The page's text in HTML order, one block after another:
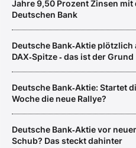
Jahre 9,50 Prozent Zinsen mit
Deutschen Bank
Deutsche Bank‑Aktie plötzlich
DAX‑Spitze ‑ das ist der Grund
Deutsche Bank‑Aktie: Startet
Woche die neue Rallye?
Deutsche Bank‑Aktie vor
Schub? Das steckt dahinter